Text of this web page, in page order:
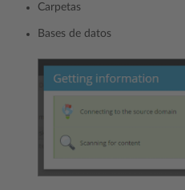
Carpetas
Bases de datos